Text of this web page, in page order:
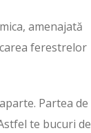
amenajată
ferestrelor
Partea de
te bucuri de